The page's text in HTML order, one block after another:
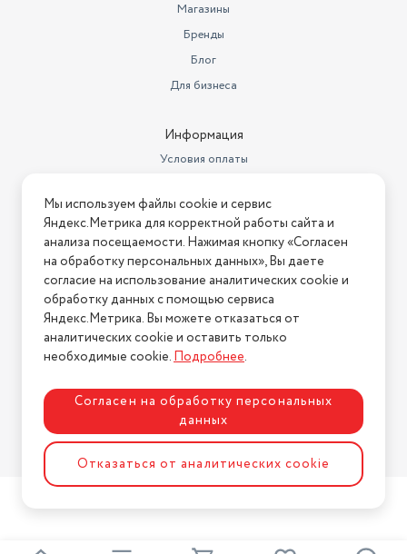
Магазины
Бренды
Блог
Для бизнеса
Информация
Условия оплаты
Условия возврата
Нашли ошибку на сайте? Напишите нам
2026 © Интернет-магазин "АстМаркет". У нас есть всё!
Политика конфиденциальности
Разработка сайтаASTDESIGN
Мы используем файлы cookie и сервис
Яндекс.Метрика для корректной работы сайта и
анализа посещаемости. Нажимая кнопку «Согласен
на обработку персональных данных», Вы даете
согласие на использование аналитических cookie и
обработку данных с помощью сервиса
Яндекс.Метрика. Вы можете отказаться от
аналитических cookie и оставить только
необходимые cookie.Подробнее.
Согласен на обработку персональных
данных
Отказаться от аналитических cookie